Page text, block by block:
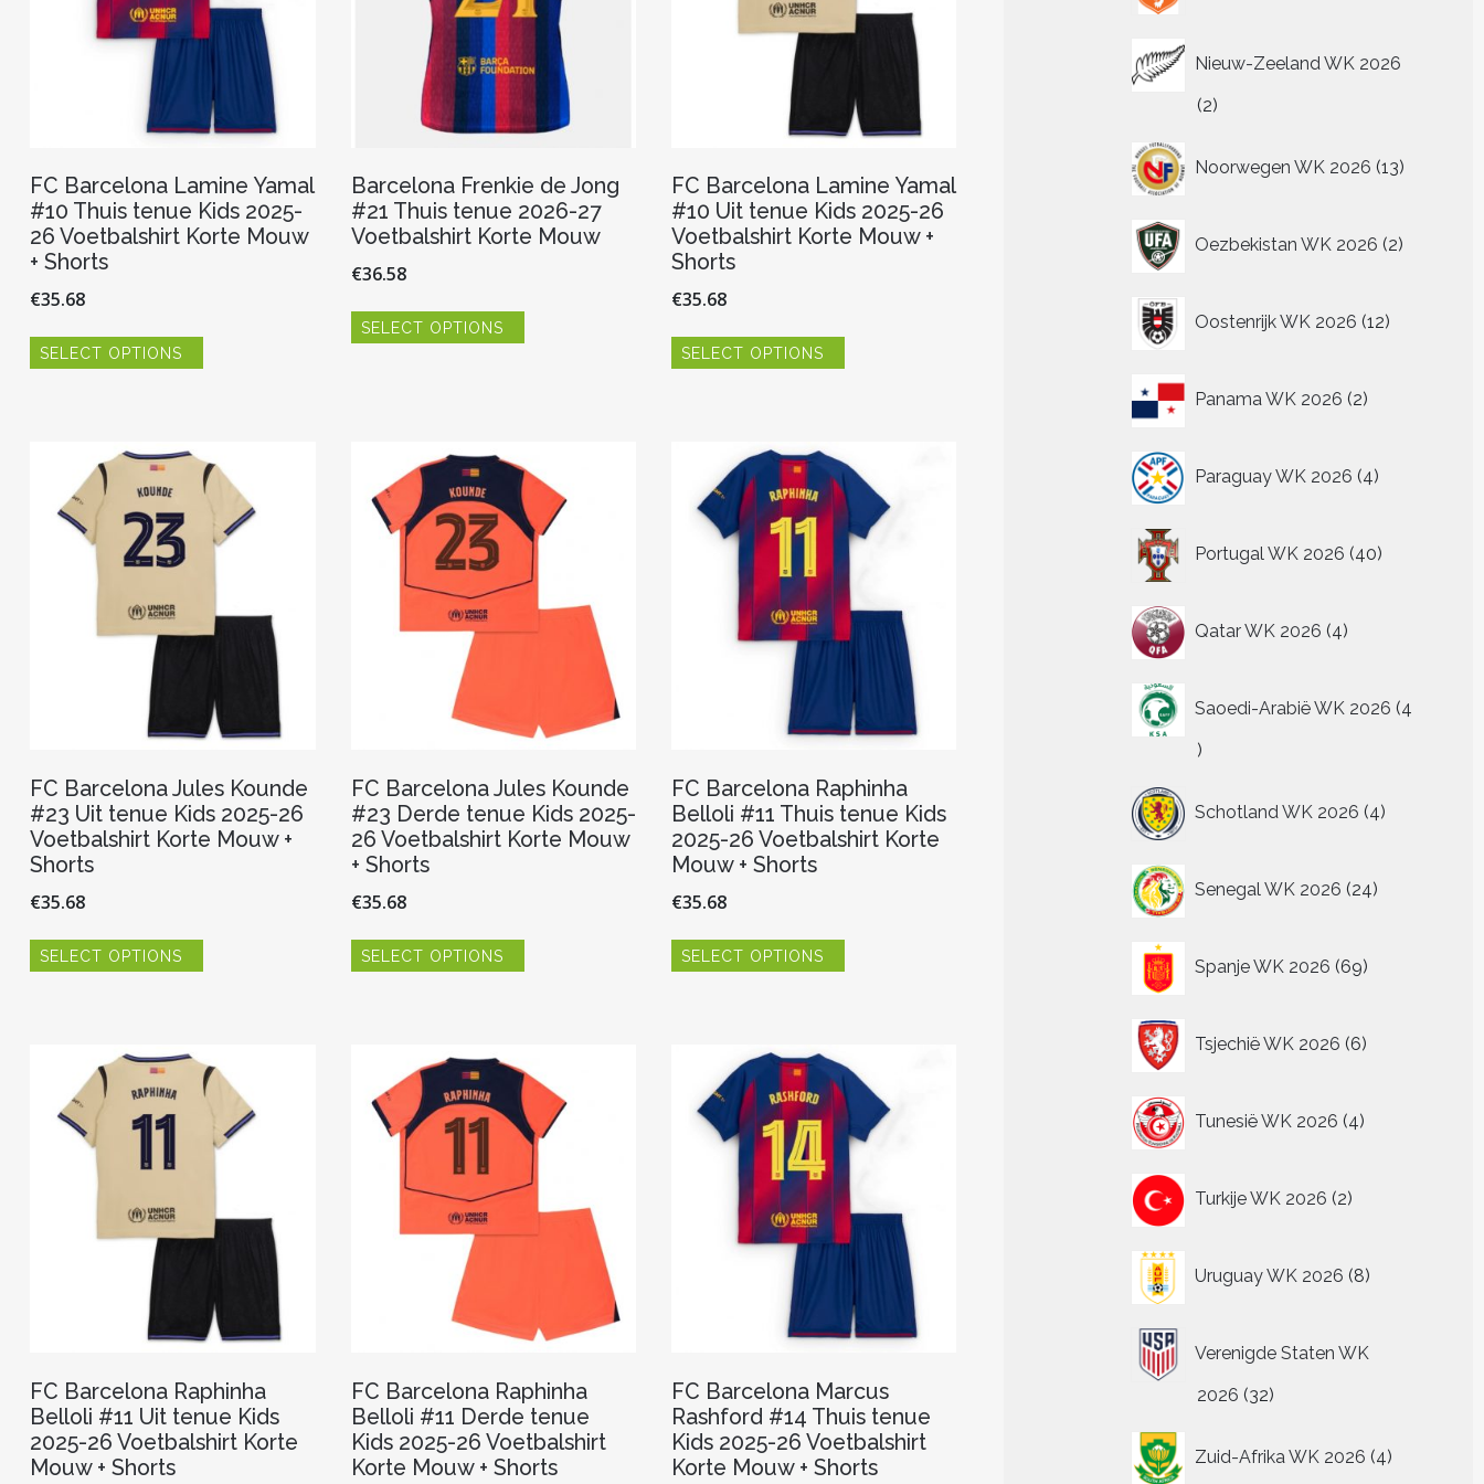
FC Barcelona Lamine Yamal
#10 Thuis tenue Kids 2025-
26 Voetbalshirt Korte Mouw
+ Shorts
€35.68
SELECT OPTIONS
optie
kan
gekozen
worden
Barcelona Frenkie de Jong
#21 Thuis tenue 2026-27
Voetbalshirt Korte Mouw
€36.58
SELECT OPTIONS
kan
gekozen
worden
op
de
productpagina
FC Barcelona Lamine Yamal
#10 Uit tenue Kids 2025-26
Voetbalshirt Korte Mouw +
Shorts
€35.68
SELECT OPTIONS
optie
kan
gekozen
worden
de
productpagina
FC Barcelona Jules Kounde
#23 Uit tenue Kids 2025-26
Voetbalshirt Korte Mouw +
Shorts
€35.68
SELECT OPTIONS
optie
kan
gekozen
worden
FC Barcelona Jules Kounde
#23 Derde tenue Kids 2025-
26 Voetbalshirt Korte Mouw
+ Shorts
€35.68
SELECT OPTIONS
optie
gekozen
worden
op
de
productpagina
FC Barcelona Raphinha
Belloli #11 Thuis tenue Kids
2025-26 Voetbalshirt Korte
Mouw + Shorts
€35.68
SELECT OPTIONS
optie
kan
gekozen
worden
de
productpagina
FC Barcelona Raphinha
Belloli #11 Uit tenue Kids
2025-26 Voetbalshirt Korte
Mouw + Shorts
FC Barcelona Raphinha
Belloli #11 Derde tenue
Kids 2025-26 Voetbalshirt
Korte Mouw + Shorts
FC Barcelona Marcus
Rashford #14 Thuis tenue
Kids 2025-26 Voetbalshirt
Korte Mouw + Shorts
Nieuw-Zeeland WK 2026
22
Noorwegen WK 2026 13
producten
Oezbekistan WK 2026 2
producten
Oostenrijk WK 2026 12
producten
Panama WK 2026 2
producten
Paraguay WK 2026 4
producten
Portugal WK 2026 40
producten
Qatar WK 2026 4
producten
Saoedi-Arabië WK 2026 4
4
Schotland WK 2026 4
producten
Senegal WK 2026 24
producten
Spanje WK 2026 69
producten
Tsjechië WK 2026 6
producten
Tunesië WK 2026 4
producten
Turkije WK 2026 2
producten
Uruguay WK 2026 8
producten
Verenigde Staten WK
2026 3232
Zuid-Afrika WK 2026 4
producten